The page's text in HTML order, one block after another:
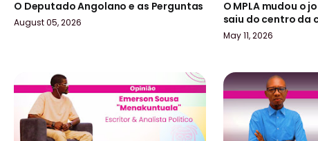
O Deputado Angolano e as Perguntas
August 05, 2026
O MPLA mudou o
saiu do centro da
May 11, 2026